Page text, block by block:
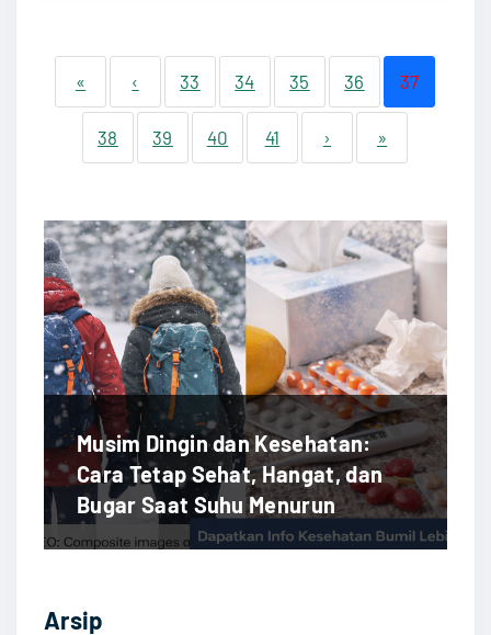
« ‹ 33 34 35 36 37
38 39 40 41 › »
Musim Dingin dan Kesehatan:
Cara Tetap Sehat, Hangat, dan
Bugar Saat Suhu Menurun
Arsip